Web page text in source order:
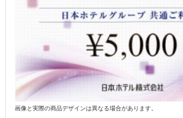
画像と実際の商品デザインは異なる場合があります。